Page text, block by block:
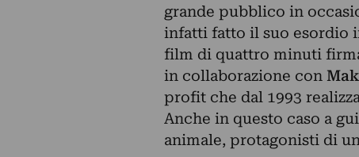
grande pubblico in
infatti fatto il suo esordio
film di quattro minuti
in collaborazione con
profit che dal 1993
Anche in questo caso a
animale, protagonisti di